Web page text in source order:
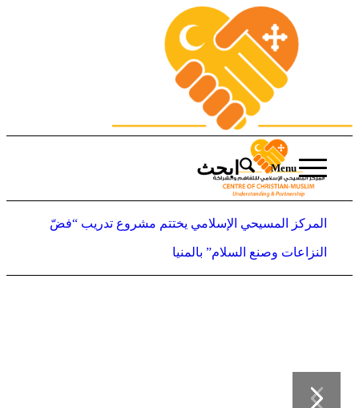
ابحث Menu
المركز المسيحي الإسلامي يختتم مشروع تدريب “فضّ
النزاعات وصنع السلام” بالمنيا